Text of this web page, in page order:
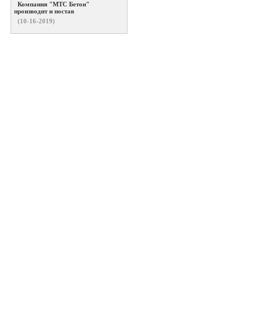
Компания "МТС Бетон"
производит и постав
(10-16-2019)